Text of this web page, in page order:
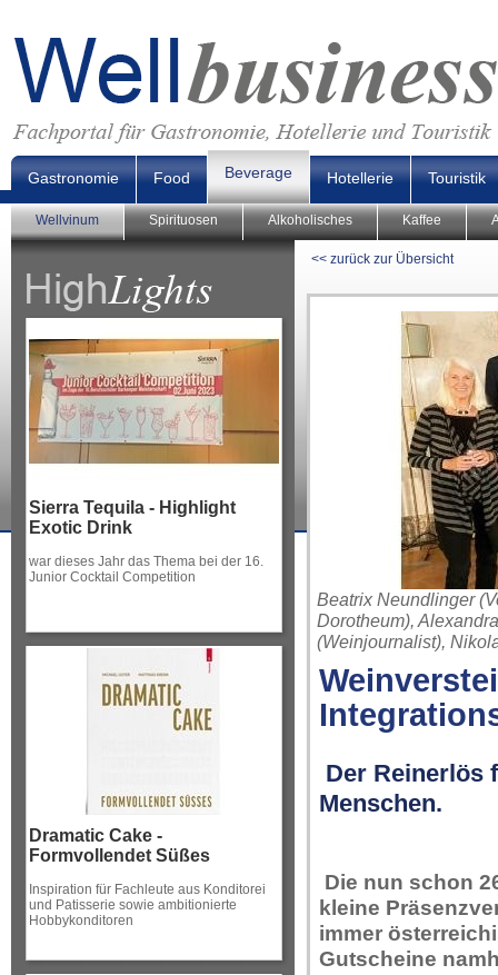
Gastronomie Food Beverage Hotellerie Touristik
Wellvinum Spirituosen Alkoholisches Kaffee
Sierra Tequila - Highlight
Exotic Drink
war dieses Jahr das Thema bei der 16.
Junior Cocktail Competition
Dramatic Cake -
Formvollendet Süßes
Inspiration für Fachleute aus Konditorei
und Patisserie sowie ambitionierte
Hobbykonditoren
<< zurück zur Übersicht
Beatrix Neundlinger
Dorotheum),
(Weinjournalist),
Der Reinerlös
Menschen.
Die nun schon
kleine
immer
Gutscheine